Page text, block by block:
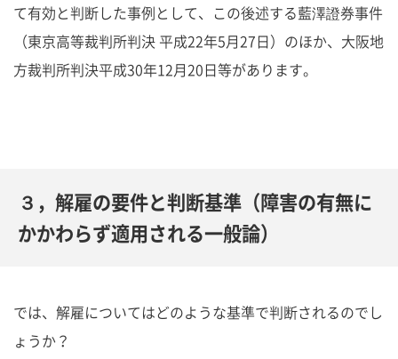
て有効と判断した事例として、この後述する藍澤證券事件
（東京高等裁判所判決 平成22年5月27日）のほか、大阪地
方裁判所判決平成30年12月20日等があります。
３，解雇の要件と判断基準（障害の有無に
かかわらず適用される一般論）
では、解雇についてはどのような基準で判断されるのでし
ょうか？